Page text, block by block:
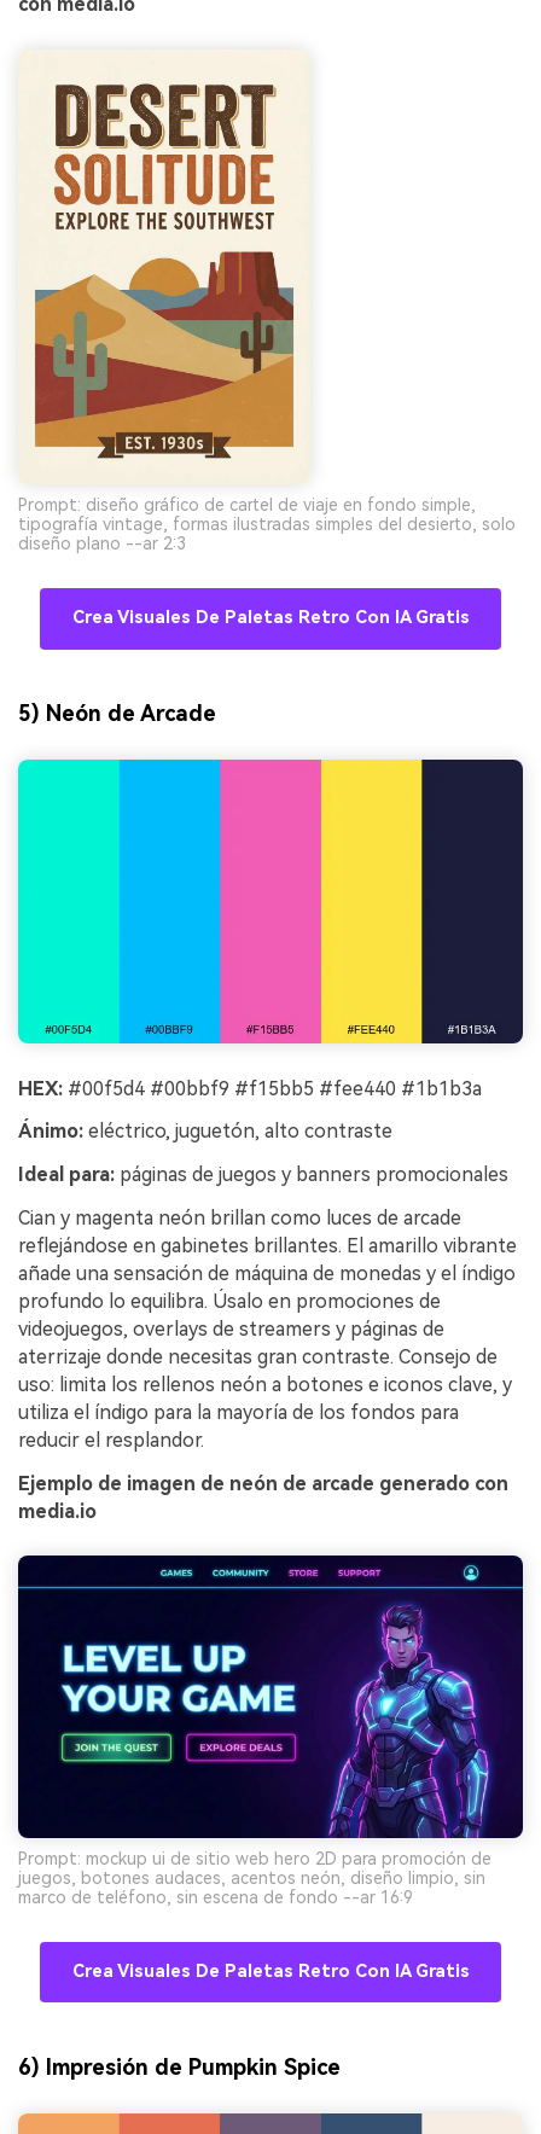
Prompt: diseño gráfico de cartel de viaje en fondo simple,
tipografía vintage, formas ilustradas simples del desierto, solo
diseño plano --ar 2:3
Crea Visuales De Paletas Retro Con IA Gratis
5) Neón de Arcade
HEX: #00f5d4 #00bbf9 #f15bb5 #fee440 #1b1b3a
Ánimo: eléctrico, juguetón, alto contraste
Ideal para: páginas de juegos y banners promocionales
Cian y magenta neón brillan como luces de arcade
reflejándose en gabinetes brillantes. El amarillo vibrante
añade una sensación de máquina de monedas y el índigo
profundo lo equilibra. Úsalo en promociones de
videojuegos, overlays de streamers y páginas de
aterrizaje donde necesitas gran contraste. Consejo de
uso: limita los rellenos neón a botones e iconos clave, y
utiliza el índigo para la mayoría de los fondos para
reducir el resplandor.
Ejemplo de imagen de neón de arcade generado con
media.io
Prompt: mockup ui de sitio web hero 2D para promoción de
juegos, botones audaces, acentos neón, diseño limpio, sin
marco de teléfono, sin escena de fondo --ar 16:9
Crea Visuales De Paletas Retro Con IA Gratis
6) Impresión de Pumpkin Spice